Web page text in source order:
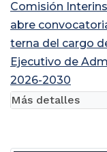
Comisión
abre
terna del cargo
Ejecutivo de
2026-2030
Más detalles